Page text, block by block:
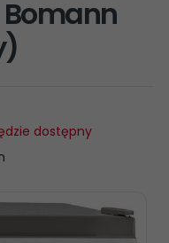
dostępny